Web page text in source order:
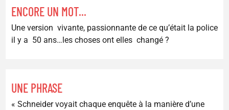
ENCORE UN MOT...
Une version vivante, passionnante de ce qu’était la police
il y a 50 ans…les choses ont elles changé ?
UNE PHRASE
« Schneider voyait chaque enquête à la manière d’une